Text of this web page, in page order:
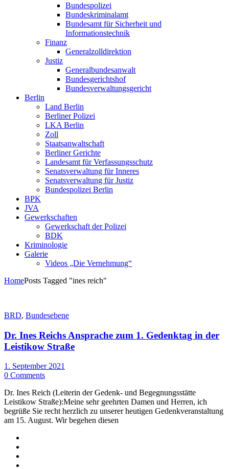
Bundespolizei
Bundeskriminalamt
Bundesamt für Sicherheit und
Informationstechnik
Finanz
Generalzolldirektion
Justiz
Generalbundesanwalt
Bundesgerichtshof
Bundesverwaltungsgericht
Berlin
Land Berlin
Berliner Polizei
LKA Berlin
Zoll
Staatsanwaltschaft
Berliner Gerichte
Landesamt für Verfassungsschutz
Senatsverwaltung für Inneres
Senatsverwaltung für Justiz
Bundespolizei Berlin
BPK
JVA
Gewerkschaften
Gewerkschaft der Polizei
BDK
Kriminologie
Galerie
Videos „Die Vernehmung“
HomePosts Tagged "ines reich"
BRD, Bundesebene
Dr. Ines Reichs Ansprache zum 1. Gedenktag in der
Leistikow Straße
1. September 2021
0 Comments
Dr. Ines Reich (Leiterin der Gedenk- und Begegnungsstätte
Leistikow Straße):Meine sehr geehrten Damen und Herren, ich
begrüße Sie recht herzlich zu unserer heutigen Gedenkveranstaltung
am 15. August. Wir begehen diesen